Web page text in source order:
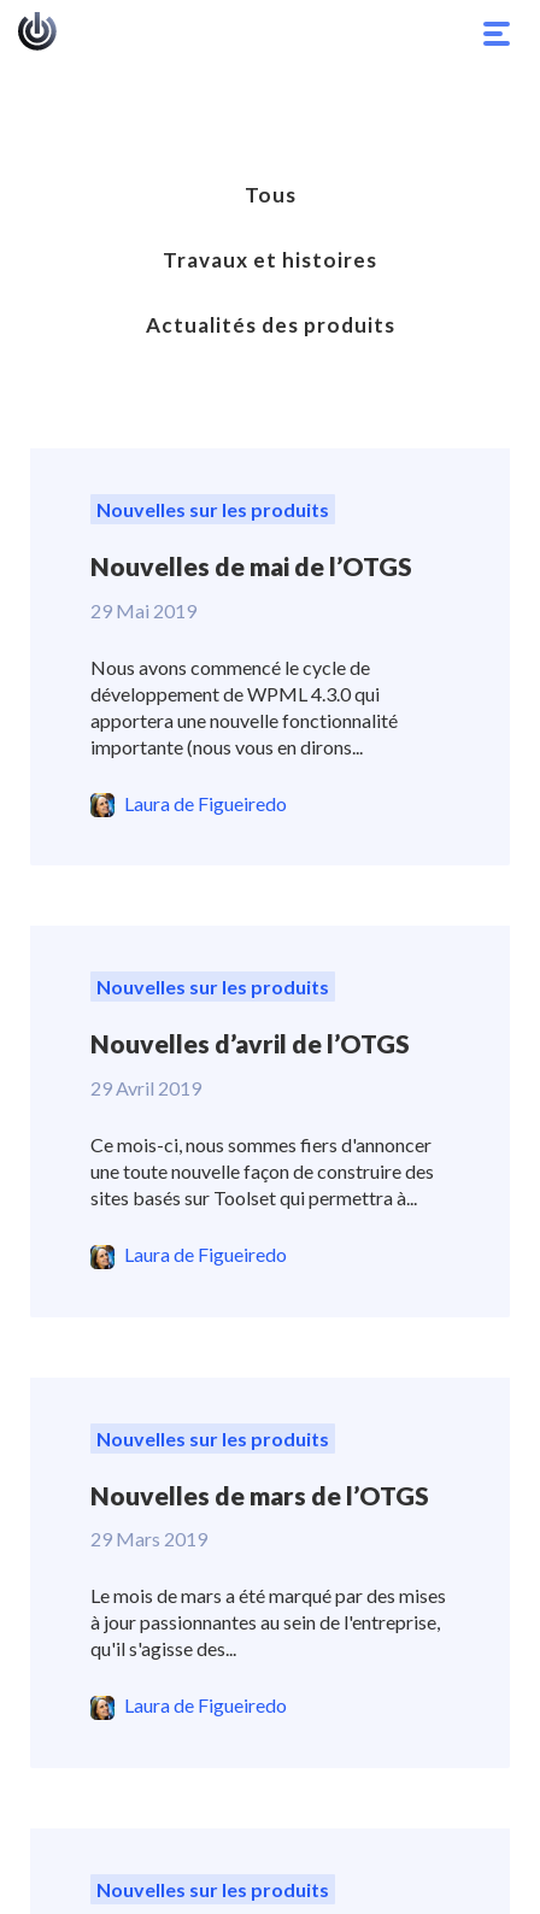
Tous
Travaux et histoires
Actualités des produits
Nouvelles sur les produits
Nouvelles de mai de l’OTGS
29 Mai 2019
Nous avons commencé le cycle de
développement de WPML 4.3.0 qui
apportera une nouvelle fonctionnalité
importante (nous vous en dirons...
Laura de Figueiredo
Nouvelles sur les produits
Nouvelles d’avril de l’OTGS
29 Avril 2019
Ce mois-ci, nous sommes fiers d'annoncer
une toute nouvelle façon de construire des
sites basés sur Toolset qui permettra à...
Laura de Figueiredo
Nouvelles sur les produits
Nouvelles de mars de l’OTGS
29 Mars 2019
Le mois de mars a été marqué par des mises
à jour passionnantes au sein de l'entreprise,
qu'il s'agisse des...
Laura de Figueiredo
Nouvelles sur les produits